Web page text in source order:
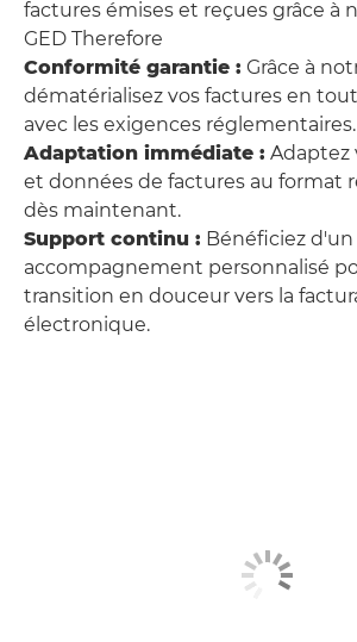
factures émises et reçues grâce à
GED Therefore
Conformité garantie : Grâce à
dématérialisez vos factures en
avec les exigences réglementaires.
Adaptation immédiate : Adaptez
et données de factures au format
dès maintenant.
Support continu : Bénéficiez d'un
accompagnement personnalisé
transition en douceur vers la
électronique.